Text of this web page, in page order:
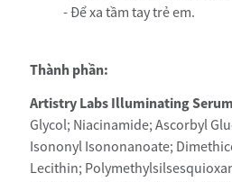
- Để xa tầm tay trẻ em.
Thành phần:
Artistry Labs Illuminating
Glycol; Niacinamide; Ascorbyl
Isononyl Isononanoate;
Lecithin;